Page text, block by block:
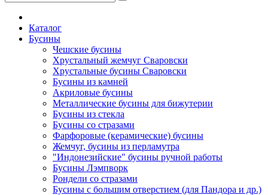
Каталог
Бусины
Чешские бусины
Хрустальный жемчуг Сваровски
Хрустальные бусины Сваровски
Бусины из камней
Акриловые бусины
Металлические бусины для бижутерии
Бусины из стекла
Бусины со стразами
Фарфоровые (керамические) бусины
Жемчуг, бусины из перламутра
"Индонезийские" бусины ручной работы
Бусины Лэмпворк
Рондели со стразами
Бусины с большим отверстием (для Пандора и др.)